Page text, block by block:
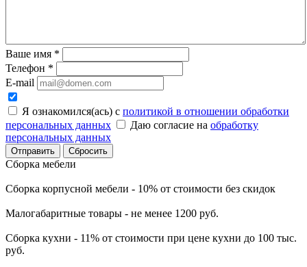
Ваше имя *
Телефон *
E-mail
Я ознакомился(ась) с политикой в отношении обработки
персональных данных
Даю согласие на обработку
персональных данных
Сбросить
Сборка мебели
Сборка корпусной мебели - 10% от стоимости без скидок
Малогабаритные товары - не менее 1200 руб.
Сборка кухни - 11% от стоимости при цене кухни до 100 тыс.
руб.